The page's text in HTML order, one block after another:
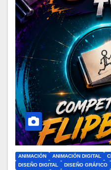
ANIMACIÓN ANIMACIÓN DIGITAL
DISEÑO DIGITAL
DISEÑO GRÁFICO